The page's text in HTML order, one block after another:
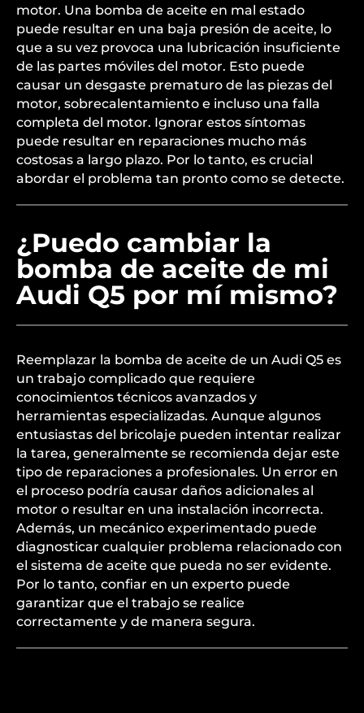
motor. Una bomba de aceite en mal estado
puede resultar en una baja presión de aceite, lo
que a su vez provoca una lubricación insuficiente
de las partes móviles del motor. Esto puede
causar un desgaste prematuro de las piezas del
motor, sobrecalentamiento e incluso una falla
completa del motor. Ignorar estos síntomas
puede resultar en reparaciones mucho más
costosas a largo plazo. Por lo tanto, es crucial
abordar el problema tan pronto como se detecte.
¿Puedo cambiar la
bomba de aceite de mi
Audi Q5 por mí mismo?
Reemplazar la bomba de aceite de un Audi Q5 es
un trabajo complicado que requiere
conocimientos técnicos avanzados y
herramientas especializadas. Aunque algunos
entusiastas del bricolaje pueden intentar realizar
la tarea, generalmente se recomienda dejar este
tipo de reparaciones a profesionales. Un error en
el proceso podría causar daños adicionales al
motor o resultar en una instalación incorrecta.
Además, un mecánico experimentado puede
diagnosticar cualquier problema relacionado con
el sistema de aceite que pueda no ser evidente.
Por lo tanto, confiar en un experto puede
garantizar que el trabajo se realice
correctamente y de manera segura.